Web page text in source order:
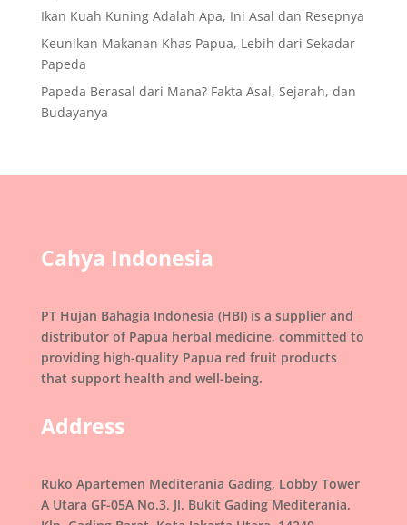
Ikan Kuah Kuning Adalah Apa, Ini Asal dan Resepnya
Keunikan Makanan Khas Papua, Lebih dari Sekadar
Papeda
Papeda Berasal dari Mana? Fakta Asal, Sejarah, dan
Budayanya
Cahya Indonesia
PT Hujan Bahagia Indonesia (HBI) is a supplier and
distributor of Papua herbal medicine, committed to
providing high-quality Papua red fruit products
that support health and well-being.
Address
Ruko Apartemen Mediterania Gading, Lobby Tower
A Utara GF-05A No.3, Jl. Bukit Gading Mediterania,